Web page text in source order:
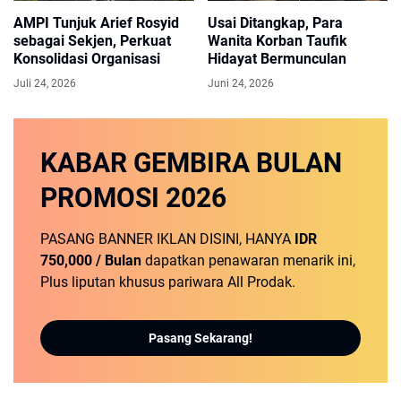
AMPI Tunjuk Arief Rosyid
sebagai Sekjen, Perkuat
Konsolidasi Organisasi
Juli 24, 2026
Usai Ditangkap, Para
Wanita Korban Taufik
Hidayat Bermunculan
Juni 24, 2026
KABAR GEMBIRA BULAN
PROMOSI 2026
PASANG BANNER IKLAN DISINI, HANYA IDR
750,000 / Bulan dapatkan penawaran menarik ini,
Plus liputan khusus pariwara All Prodak.
Pasang Sekarang!